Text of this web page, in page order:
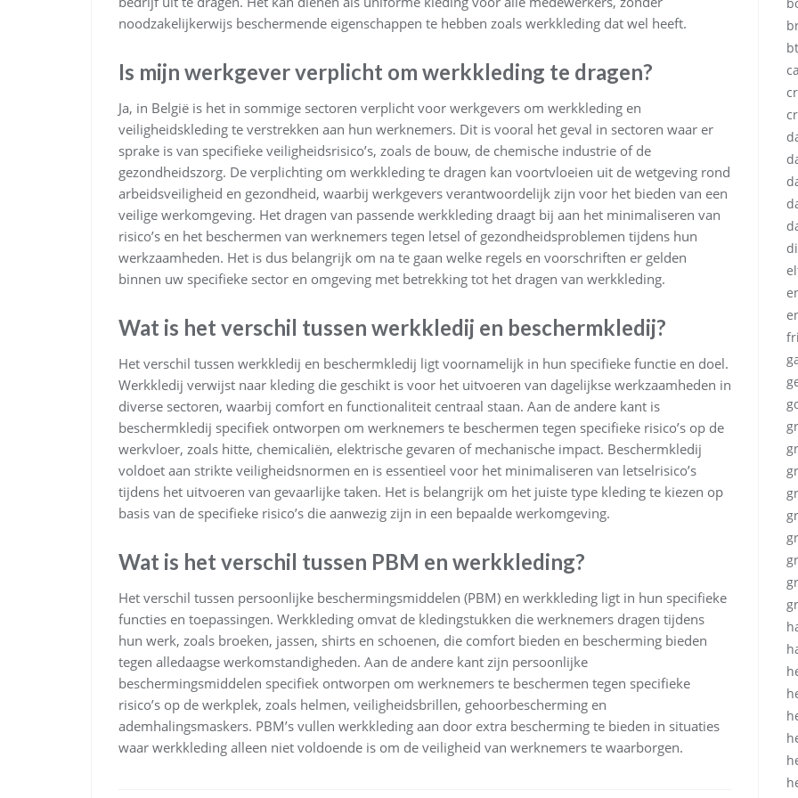
noodzakelijkerwijs beschermende eigenschappen te hebben zoals werkkleding dat wel heeft.
Is mijn werkgever verplicht om werkkleding te dragen?
Ja, in België is het in sommige sectoren verplicht voor werkgevers om werkkleding en
veiligheidskleding te verstrekken aan hun werknemers. Dit is vooral het geval in sectoren waar er
sprake is van specifieke veiligheidsrisico’s, zoals de bouw, de chemische industrie of de
gezondheidszorg. De verplichting om werkkleding te dragen kan voortvloeien uit de wetgeving rond
arbeidsveiligheid en gezondheid, waarbij werkgevers verantwoordelijk zijn voor het bieden van een
veilige werkomgeving. Het dragen van passende werkkleding draagt bij aan het minimaliseren van
risico’s en het beschermen van werknemers tegen letsel of gezondheidsproblemen tijdens hun
werkzaamheden. Het is dus belangrijk om na te gaan welke regels en voorschriften er gelden
binnen uw specifieke sector en omgeving met betrekking tot het dragen van werkkleding.
Wat is het verschil tussen werkkledij en beschermkledij?
Het verschil tussen werkkledij en beschermkledij ligt voornamelijk in hun specifieke functie en doel.
Werkkledij verwijst naar kleding die geschikt is voor het uitvoeren van dagelijkse werkzaamheden in
diverse sectoren, waarbij comfort en functionaliteit centraal staan. Aan de andere kant is
beschermkledij specifiek ontworpen om werknemers te beschermen tegen specifieke risico’s op de
werkvloer, zoals hitte, chemicaliën, elektrische gevaren of mechanische impact. Beschermkledij
voldoet aan strikte veiligheidsnormen en is essentieel voor het minimaliseren van letselrisico’s
tijdens het uitvoeren van gevaarlijke taken. Het is belangrijk om het juiste type kleding te kiezen op
basis van de specifieke risico’s die aanwezig zijn in een bepaalde werkomgeving.
Wat is het verschil tussen PBM en werkkleding?
Het verschil tussen persoonlijke beschermingsmiddelen (PBM) en werkkleding ligt in hun specifieke
functies en toepassingen. Werkkleding omvat de kledingstukken die werknemers dragen tijdens
hun werk, zoals broeken, jassen, shirts en schoenen, die comfort bieden en bescherming bieden
tegen alledaagse werkomstandigheden. Aan de andere kant zijn persoonlijke
beschermingsmiddelen specifiek ontworpen om werknemers te beschermen tegen specifieke
risico’s op de werkplek, zoals helmen, veiligheidsbrillen, gehoorbescherming en
ademhalingsmaskers. PBM’s vullen werkkleding aan door extra bescherming te bieden in situaties
waar werkkleding alleen niet voldoende is om de veiligheid van werknemers te waarborgen.